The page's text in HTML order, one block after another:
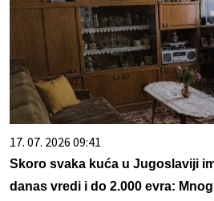
17. 07. 2026 09:41
Skoro svaka kuća u Jugoslaviji
danas vredi i do 2.000 evra: